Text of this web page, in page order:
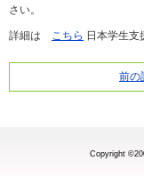
さい。
詳細は こちら 日本学生支
前の